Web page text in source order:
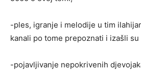
-ples, igranje i melodije u tim
kanali po tome prepoznati i izašli
-pojavljivanje nepokrivenih